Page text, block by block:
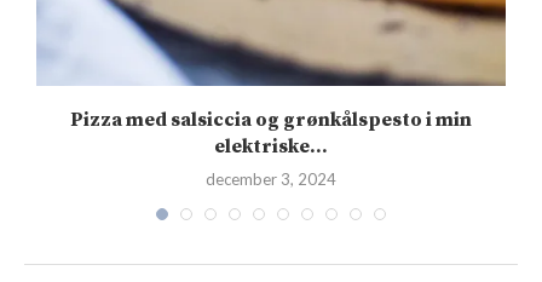
Pizza med salsiccia og grønkålspesto i min
elektriske...
december 3, 2024